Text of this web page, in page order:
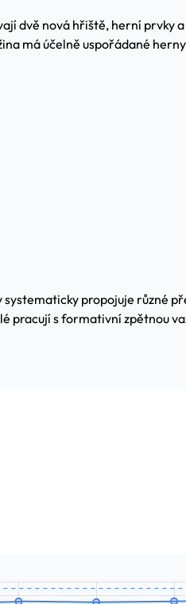
dvě nová hřiště, herní
má účelně uspořádané
systematicky propojuje různé
s formativní zpětnou